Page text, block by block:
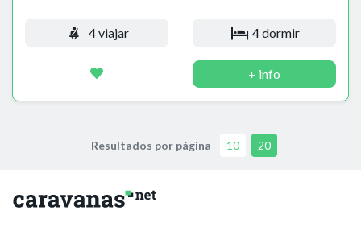
4 viajar 4 dormir
+ info
Resultados por página 10 20